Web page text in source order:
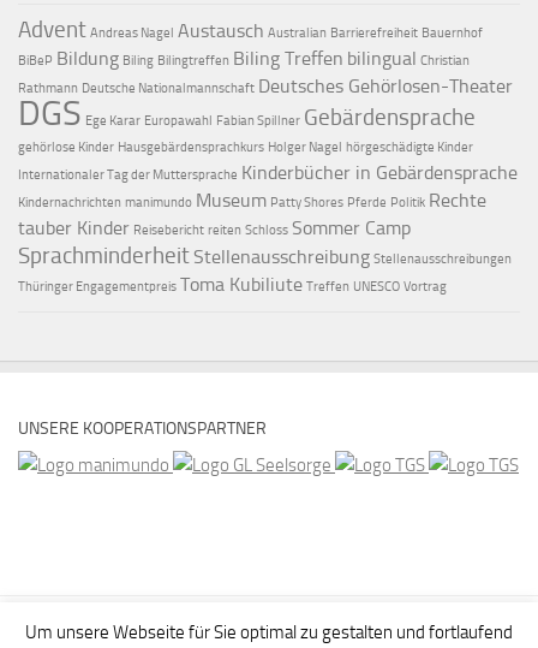
Advent Andreas Nagel Austausch Australian Barrierefreiheit Bauernhof
BiBeP Bildung Biling Bilingtreffen Biling Treffen bilingual Christian
Rathmann Deutsche Nationalmannschaft Deutsches Gehörlosen-Theater
DGS Ege Karar Europawahl Fabian Spillner Gebärdensprache
gehörlose Kinder Hausgebärdensprachkurs Holger Nagel hörgeschädigte Kinder
Internationaler Tag der Muttersprache Kinderbücher in Gebärdensprache
Kindernachrichten manimundo Museum Patty Shores Pferde Politik Rechte
tauber Kinder Reisebericht reiten Schloss Sommer Camp
Sprachminderheit Stellenausschreibung Stellenausschreibungen
Thüringer Engagementpreis Toma Kubiliute Treffen UNESCO Vortrag
UNSERE KOOPERATIONSPARTNER
Um unsere Webseite für Sie optimal zu gestalten und fortlaufend